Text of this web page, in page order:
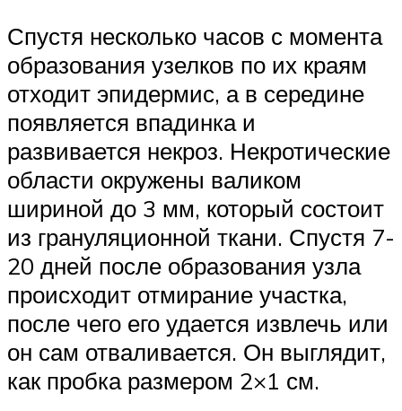
Спустя несколько часов с момента
образования узелков по их краям
отходит эпидермис, а в середине
появляется впадинка и
развивается некроз. Некротические
области окружены валиком
шириной до 3 мм, который состоит
из грануляционной ткани. Спустя 7-
20 дней после образования узла
происходит отмирание участка,
после чего его удается извлечь или
он сам отваливается. Он выглядит,
как пробка размером 2×1 см.